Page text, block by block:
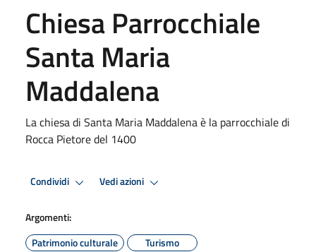
Chiesa Parrocchiale
Santa Maria
Maddalena
La chiesa di Santa Maria Maddalena è la parrocchiale di
Rocca Pietore del 1400
Condividi Vedi azioni
Argomenti:
Patrimonio culturale
Turismo